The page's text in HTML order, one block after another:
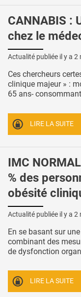
CANNABIS :
chez le
Actualité publiée il y a 2
Ces chercheurs
clinique majeur » :
65 ans-
LIRE LA SUITE
IMC
% des
obésité
Actualité publiée il y a 2
En se basant sur
combinant des
de dysfonction
LIRE LA SUITE